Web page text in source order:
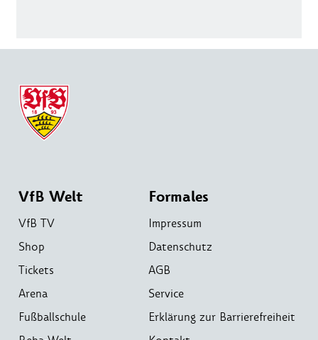
VfB Welt
VfB TV
Shop
Tickets
Arena
Fußballschule
Formales
Impressum
Datenschutz
AGB
Service
Erklärung zur Barrierefreiheit